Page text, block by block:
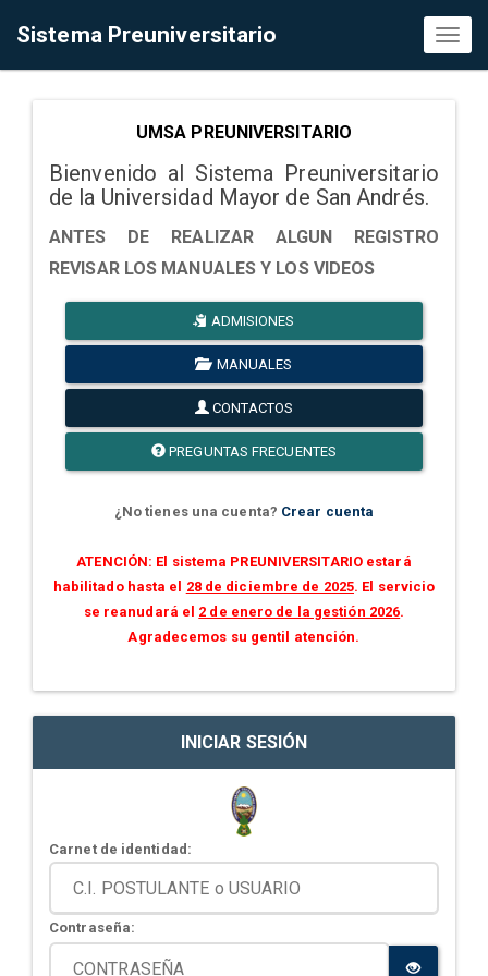
Sistema Preuniversitario
UMSA PREUNIVERSITARIO
Bienvenido al Sistema Preuniversitario
de la Universidad Mayor de San Andrés.
ANTES DE REALIZAR ALGUN REGISTRO
REVISAR LOS MANUALES Y LOS VIDEOS
ADMISIONES
MANUALES
CONTACTOS
PREGUNTAS FRECUENTES
¿No tienes una cuenta? Crear cuenta
ATENCIÓN: El sistema PREUNIVERSITARIO estará
habilitado hasta el 28 de diciembre de 2025. El servicio
se reanudará el 2 de enero de la gestión 2026.
Agradecemos su gentil atención.
INICIAR SESIÓN
Carnet de identidad:
Contraseña: